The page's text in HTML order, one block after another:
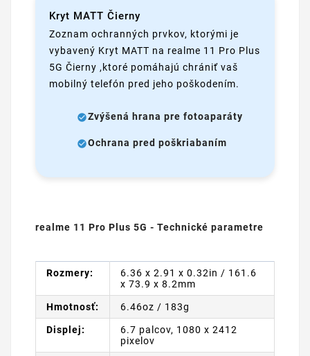
Kryt MATT Čierny
Zoznam ochranných prvkov, ktorými je
vybavený Kryt MATT na realme 11 Pro Plus
5G Čierny ,ktoré pomáhajú chrániť vaš
mobilný telefón pred jeho poškodením.
Zvýšená hrana pre fotoaparáty
Ochrana pred poškriabaním
realme 11 Pro Plus 5G - Technické parametre
Rozmery:
6.36 x 2.91 x 0.32in / 161.6
x 73.9 x 8.2mm
Hmotnosť: 6.46oz / 183g
Displej:
6.7 palcov, 1080 x 2412
pixelov